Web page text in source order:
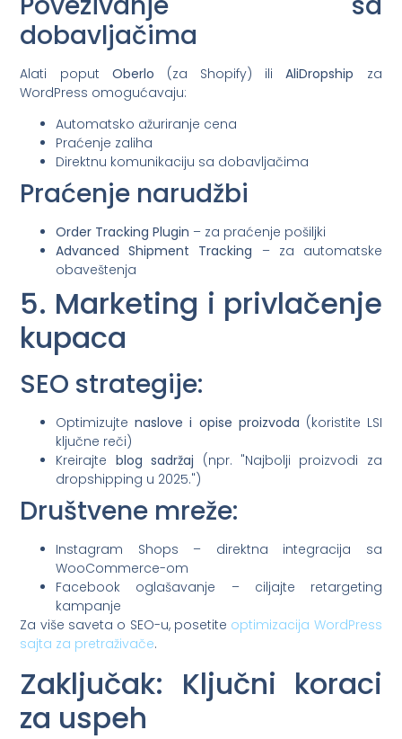
dobavljačima
Alati poput Oberlo (za Shopify) iliAliDropship za
WordPress omogućavaju:
Automatsko ažuriranje cena
Praćenje zaliha
Direktnu komunikaciju sa dobavljačima
Praćenje narudžbi
Order Tracking Plugin – za praćenje pošiljki
Advanced Shipment Tracking – za automatske
obaveštenja
5. Marketing i privlačenje
kupaca
SEO strategije:
Optimizujtenaslove i opise proizvoda (koristite LSI
ključne reči)
Kreirajte blog sadržaj (npr. "Najbolji proizvodi za
dropshipping u 2025.")
Društvene mreže:
Instagram Shops – direktna integracija sa
WooCommerce-om
Facebook oglašavanje – ciljajte retargeting
kampanje
Za više saveta o SEO-u, posetite optimizacija WordPress
sajta za pretraživače.
Zaključak: Ključni koraci
za uspeh